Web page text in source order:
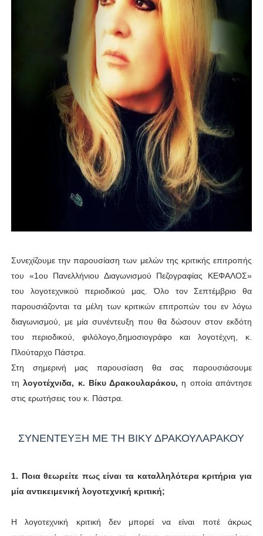
Συνεχίζουμε την παρουσίαση των μελών της κριτικής επιτροπής
του «1ου Πανελλήνιου Διαγωνισμού Πεζογραφίας ΚΕΦΑΛΟΣ»
του λογοτεχνικού περιοδικού μας. Όλο τον Σεπτέμβριο θα
παρουσιάζονται τα μέλη των κριτικών επιτροπών του εν λόγω
διαγωνισμού, με μία συνέντευξη που θα δώσουν στον εκδότη
του περιοδικού, φιλόλογο,δημοσιογράφο και λογοτέχνη, κ.
Πλούταρχο Πάστρα.
Στη σημερινή μας παρουσίαση θα σας παρουσιάσουμε
τη λογοτέχνιδα, κ. Βίκυ Δρακουλαράκου, η οποία απάντησε
στις ερωτήσεις του κ. Πάστρα.
ΣΥΝΕΝΤΕΥΞΗ ΜΕ ΤΗ ΒΙΚΥ ΔΡΑΚΟΥΛΑΡΑΚΟΥ
1. Ποια θεωρείτε πως είναι τα καταλληλότερα κριτήρια για
μία αντικειμενική λογοτεχνική κριτική;
Η λογοτεχνική κριτική δεν μπορεί να είναι ποτέ άκρως